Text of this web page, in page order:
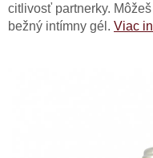
citlivosť partnerky.
bežný intímny gél. Viac